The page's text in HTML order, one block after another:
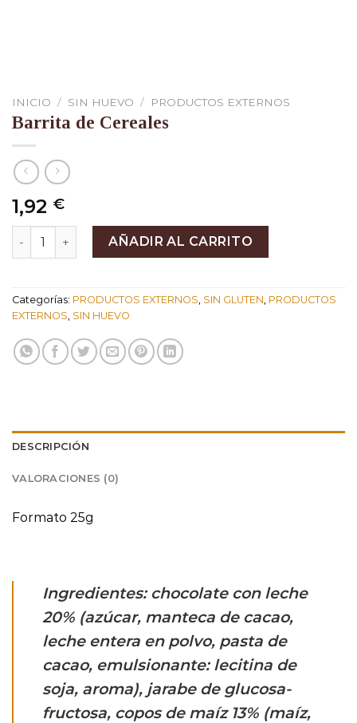
INICIO / SIN HUEVO / PRODUCTOS EXTERNOS
Barrita de Cereales
1,92 €
Barrita de Cereales cantidadAÑADIR AL CARRITO
Categorías: PRODUCTOS EXTERNOS, SIN GLUTEN, PRODUCTOS
EXTERNOS, SIN HUEVO
DESCRIPCIÓN
VALORACIONES (0)
Formato 25g
Ingredientes: chocolate con leche
20% (azúcar, manteca de cacao,
leche entera en polvo, pasta de
cacao, emulsionante: lecitina de
soja, aroma), jarabe de glucosa-
fructosa, copos de maíz 13% (maíz,